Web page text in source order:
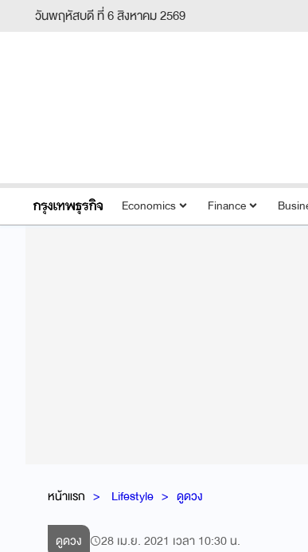
วันพฤหัสบดี ที่ 6 สิงหาคม 2569
Economics Finance
หน้าแรก Lifestyle ดูดวง
ดูดวง 28 เม.ย. 2021 เวลา 10:30 น.